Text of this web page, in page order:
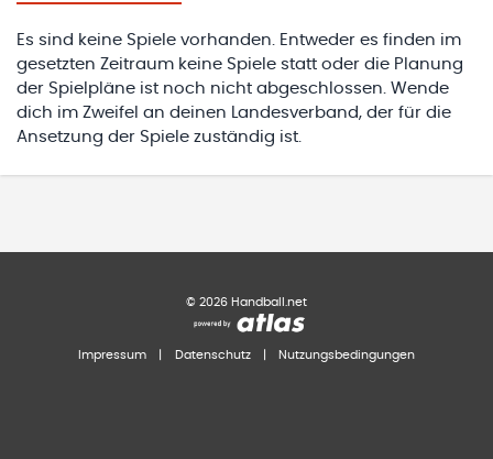
Es sind keine Spiele vorhanden. Entweder es finden im
gesetzten Zeitraum keine Spiele statt oder die Planung
der Spielpläne ist noch nicht abgeschlossen. Wende
dich im Zweifel an deinen Landesverband, der für die
Ansetzung der Spiele zuständig ist.
© 2026 Handball.net
Impressum Datenschutz Nutzungsbedingungen